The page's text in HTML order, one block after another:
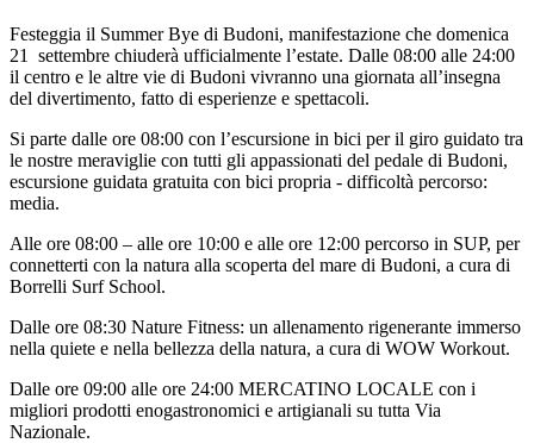
Festeggia il Summer Bye di Budoni, manifestazione che domenica
21 settembre chiuderà ufficialmente l’estate. Dalle 08:00 alle 24:00
il centro e le altre vie di Budoni vivranno una giornata all’insegna
del divertimento, fatto di esperienze e spettacoli.
Si parte dalle ore 08:00 con l’escursione in bici per il giro guidato tra
le nostre meraviglie con tutti gli appassionati del pedale di Budoni,
escursione guidata gratuita con bici propria - difficoltà percorso:
media.
Alle ore 08:00 – alle ore 10:00 e alle ore 12:00 percorso in SUP, per
connetterti con la natura alla scoperta del mare di Budoni, a cura di
Borrelli Surf School.
Dalle ore 08:30 Nature Fitness: un allenamento rigenerante immerso
nella quiete e nella bellezza della natura, a cura di WOW Workout.
Dalle ore 09:00 alle ore 24:00 MERCATINO LOCALE con i
migliori prodotti enogastronomici e artigianali su tutta Via
Nazionale.